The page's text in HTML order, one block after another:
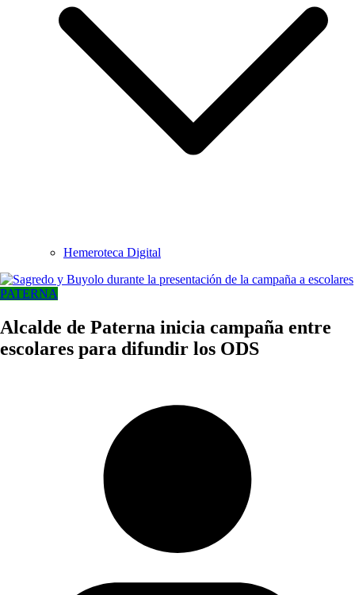
Hemeroteca Digital
PATERNA
Alcalde de Paterna inicia campaña entre
escolares para difundir los ODS